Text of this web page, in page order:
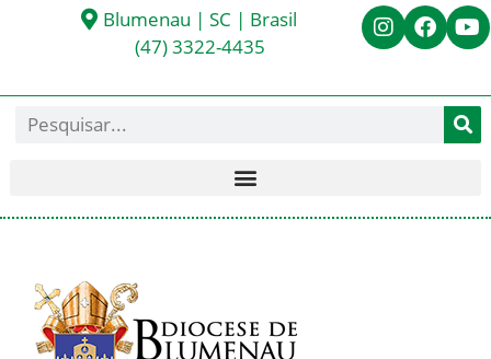
Blumenau | SC | Brasil
(47) 3322-4435